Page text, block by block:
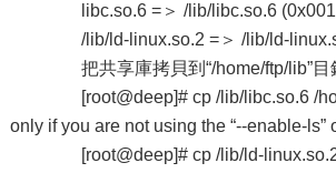
libc.so.6 =＞ /lib/libc.so.6
/lib/ld-linux.so.2 =＞ /lib/ld-
把共享庫拷貝到“/home/ftp/lib”目
[root@deep]# cp /lib/libc.so.6 /
only if you are not using the “--enable-ls”
[root@deep]# cp /lib/ld-linux.so.2 /